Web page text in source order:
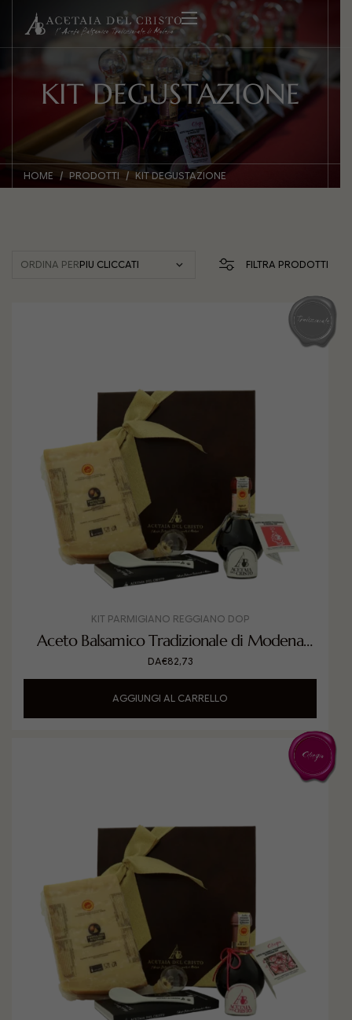
KIT DEGUSTAZIONE
HOME PRODOTTI KIT DEGUSTAZIONE
ORDINA PER FILTRA PRODOTTI
KIT PARMIGIANO REGGIANO DOP
Aceto Balsamico Tradizionale di Modena
DOP Classico con Parmigiano Reggiano
DOP
DA€82,73
AGGIUNGI AL CARRELLO